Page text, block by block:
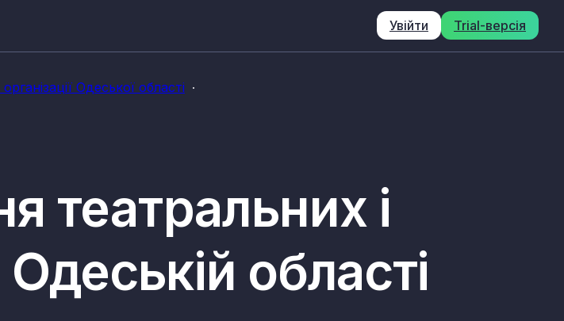
Увійти Trial-версія
Одеської області
театральних і
області